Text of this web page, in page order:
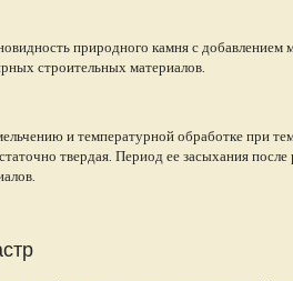
природного камня с добавлением
строительных материалов.
и температурной обработке при
твердая. Период ее засыхания